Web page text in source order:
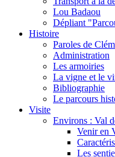
Lou Badaou
Dépliant
Histoire
Paroles de
Administration
Les armoiries
La vigne et le
Bibliographie
Le parcours
Visite
Environs : Val
Venir en
Les